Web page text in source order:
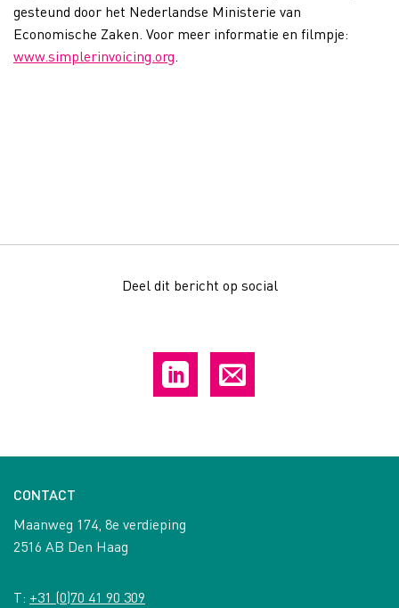
gesteund door het Nederlandse Ministerie van
Economische Zaken. Voor meer informatie en filmpje:
www.simplerinvoicing.org
Deel dit bericht op social
CONTACT
Maanweg 174, 8e verdieping
2516 AB Den Haag
T: +31 (0)70 41 90 309